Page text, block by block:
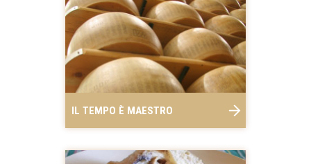
IL TEMPO È MAESTRO